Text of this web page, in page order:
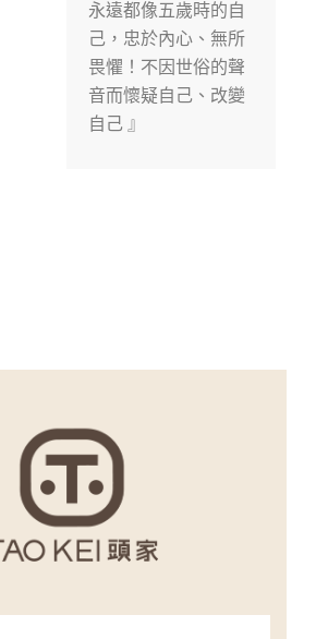
永遠都像五歲時的自
己，忠於內心、無所
畏懼！不因世俗的聲
音而懷疑自己、改變
自己 』